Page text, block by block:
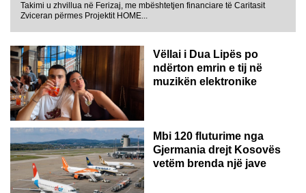
Takimi u zhvillua në Ferizaj, me mbështetjen financiare të Caritasit
Zviceran përmes Projektit HOME...
Vëllai i Dua Lipës po
ndërton emrin e tij në
muzikën elektronike
GJERMANI
Mbi 120 fluturime nga
Gjermania drejt Kosovës
vetëm brenda një jave